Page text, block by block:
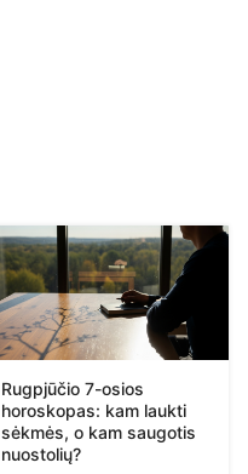
Rugpjūčio 7-osios
horoskopas: kam laukti
sėkmės, o kam saugotis
nuostolių?